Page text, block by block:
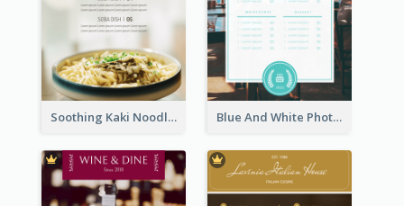
Soothing Kaki Noodle Modern Menu Design Blue And White Photo Seaside Restaurant Menu